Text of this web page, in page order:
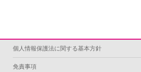
個人情報保護法に関する基本方針
免責事項